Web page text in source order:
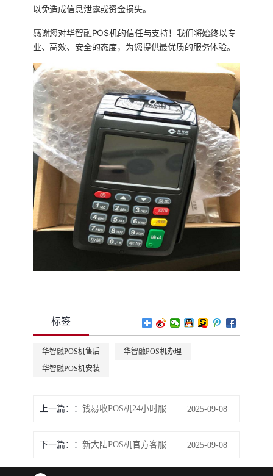
以免造成信息泄露或资金损失。
感谢您对华智融POS机的信任与支持！我们将始终以专
业、高效、安全的态度，为您提供最优质的服务体验。
标签
华智融POS机售后
华智融POS机办理
华智融POS机安装
上一篇： 钱易收POS机24小时服务电话 2025-09-08
下一篇： 新大陆POS机官方客服热线中心 2025-09-08